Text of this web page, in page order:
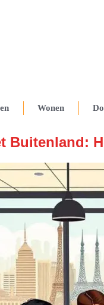
Wonen
Buitenland: